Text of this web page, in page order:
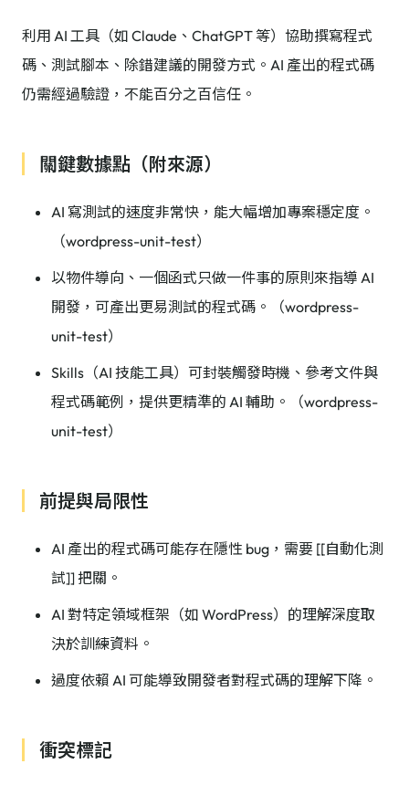
利用 AI 工具（如 Claude、ChatGPT 等）協助撰寫程式
碼、測試腳本、除錯建議的開發方式。AI 產出的程式碼
仍需經過驗證，不能百分之百信任。
關鍵數據點（附來源）
AI 寫測試的速度非常快，能大幅增加專案穩定度。
（wordpress-unit-test）
以物件導向、一個函式只做一件事的原則來指導 AI
開發，可產出更易測試的程式碼。（wordpress-
unit-test）
Skills（AI 技能工具）可封裝觸發時機、參考文件與
程式碼範例，提供更精準的 AI 輔助。（wordpress-
unit-test）
前提與局限性
AI 產出的程式碼可能存在隱性 bug，需要 [[自動化測
試]] 把關。
AI 對特定領域框架（如 WordPress）的理解深度取
決於訓練資料。
過度依賴 AI 可能導致開發者對程式碼的理解下降。
衝突標記